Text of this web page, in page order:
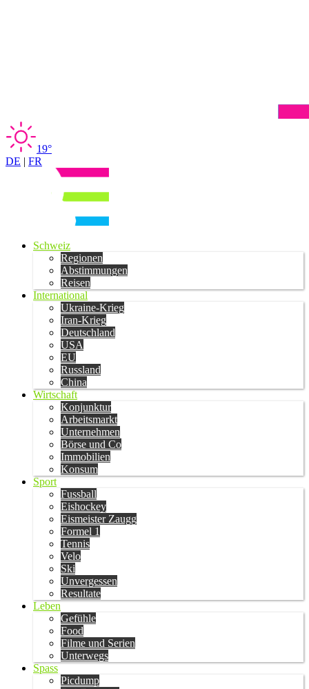
19°
DE | FR
Schweiz
Regionen
Abstimmungen
Reisen
International
Ukraine-Krieg
Iran-Krieg
Deutschland
USA
EU
Russland
China
Wirtschaft
Konjunktur
Arbeitsmarkt
Unternehmen
Börse und Co
Immobilien
Konsum
Sport
Fussball
Eishockey
Eismeister Zaugg
Formel 1
Tennis
Velo
Ski
Unvergessen
Resultate
Leben
Gefühle
Food
Filme und Serien
Unterwegs
Spass
Picdump